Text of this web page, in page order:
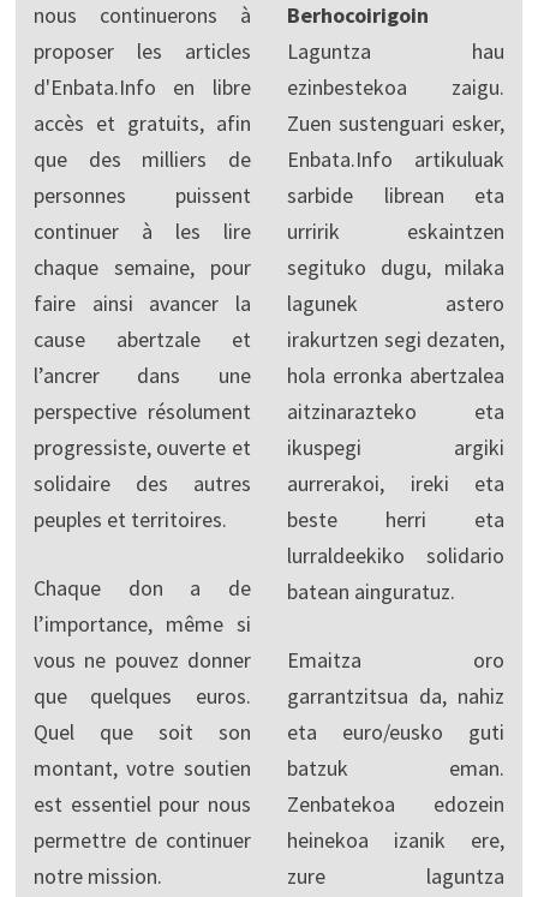
nous continuerons à
proposer les articles
d'Enbata.Info en libre
accès et gratuits, afin
que des milliers de
personnes puissent
continuer à les lire
chaque semaine, pour
faire ainsi avancer la
cause abertzale et
l’ancrer dans une
perspective résolument
progressiste, ouverte et
solidaire des autres
peuples et territoires.
Chaque don a de
l’importance, même si
vous ne pouvez donner
que quelques euros.
Quel que soit son
montant, votre soutien
est essentiel pour nous
permettre de continuer
notre mission.
Berhocoirigoin
Laguntza hau
ezinbestekoa zaigu.
Zuen sustenguari esker,
Enbata.Info artikuluak
sarbide librean eta
urririk eskaintzen
segituko dugu, milaka
lagunek astero
irakurtzen segi dezaten,
hola erronka abertzalea
aitzinarazteko eta
ikuspegi argiki
aurrerakoi, ireki eta
beste herri eta
lurraldeekiko solidario
batean ainguratuz.
Emaitza oro
garrantzitsua da, nahiz
eta euro/eusko guti
batzuk eman.
Zenbatekoa edozein
heinekoa izanik ere,
zure laguntza